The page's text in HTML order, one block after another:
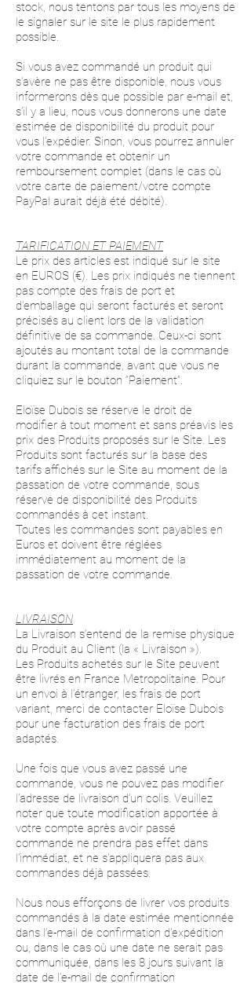
stock, nous tentons par tous les moyens de
le signaler sur le site le plus rapidement
possible.
Si vous avez commandé un produit qui
s’avère ne pas être disponible, nous vous
informerons dès que possible par e-mail et,
s’il y a lieu, nous vous donnerons une date
estimée de disponibilité du produit pour
vous l’expédier. Sinon, vous pourrez annuler
votre commande et obtenir un
remboursement complet (dans le cas où
votre carte de paiement/votre compte
PayPal aurait déjà été débité).
TARIFICATION ET PAIEMENT
Le prix des articles est indiqué sur le site
en EUROS (€). Les prix indiqués ne tiennent
pas compte des frais de port et
d’emballage qui seront facturés et seront
précisés au client lors de la validation
définitive de sa commande. Ceux-ci sont
ajoutés au montant total de la commande
durant la commande, avant que vous ne
cliquiez sur le bouton “Paiement”.
Eloïse Dubois se réserve le droit de
modifier à tout moment et sans préavis les
prix des Produits proposés sur le Site. Les
Produits sont facturés sur la base des
tarifs affichés sur le Site au moment de la
passation de votre commande, sous
réserve de disponibilité des Produits
commandés à cet instant.
Toutes les commandes sont payables en
Euros et doivent être réglées
immédiatement au moment de la
passation de votre commande.
LIVRAISON
La Livraison s’entend de la remise physique
du Produit au Client (la « Livraison »).
Les Produits achetés sur le Site peuvent
être livrés en France Metropolitaine. Pour
un envoi à l’étranger, les frais de port
variant, merci de contacter Eloïse Dubois
pour une facturation des frais de port
adaptés.
Une fois que vous avez passé une
commande, vous ne pouvez pas modifier
l’adresse de livraison d’un colis. Veuillez
noter que toute modification apportée à
votre compte après avoir passé
commande ne prendra pas effet dans
l’immédiat, et ne s’appliquera pas aux
commandes déjà passées.
Nous nous efforçons de livrer vos produits
commandés à la date estimée mentionnée
dans l’e-mail de confirmation d’expédition
ou, dans le cas où une date ne serait pas
communiquée, dans les 8 jours suivant la
date de l’e-mail de confirmation